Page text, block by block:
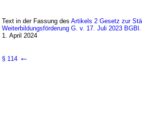
Text in der Fassung desArtikels 2 Gesetz zur
Weiterbildungsförderung G. v. 17. Juli 2023 BGBl.
1. April 2024
§ 114 ←